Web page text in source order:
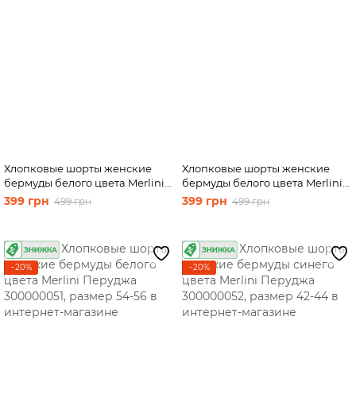
Хлопковые шорты женские
бермуды белого цвета Merlini
Перуджа 300000051, размер
46-48
399 грн 499 грн
Хлопковые шорты женские
бермуды белого цвета Merlini
Перуджа 300000051, размер
399 грн 499 грн
−20% −20%